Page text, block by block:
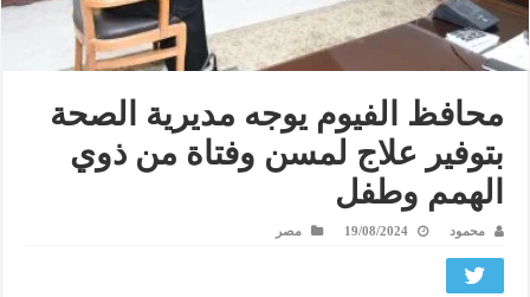
محافظ الفيوم يوجه مديرية الصحة
بتوفير علاج لمسن وفتاة من ذوي
الهمم وطفل
محمود 19/08/2024 مصر